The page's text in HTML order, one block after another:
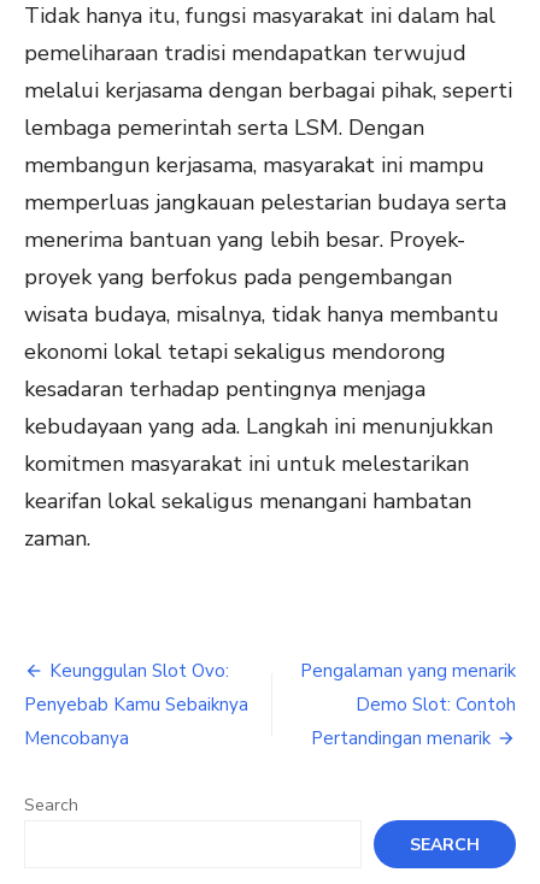
Tidak hanya itu, fungsi masyarakat ini dalam hal
pemeliharaan tradisi mendapatkan terwujud
melalui kerjasama dengan berbagai pihak, seperti
lembaga pemerintah serta LSM. Dengan
membangun kerjasama, masyarakat ini mampu
memperluas jangkauan pelestarian budaya serta
menerima bantuan yang lebih besar. Proyek-
proyek yang berfokus pada pengembangan
wisata budaya, misalnya, tidak hanya membantu
ekonomi lokal tetapi sekaligus mendorong
kesadaran terhadap pentingnya menjaga
kebudayaan yang ada. Langkah ini menunjukkan
komitmen masyarakat ini untuk melestarikan
kearifan lokal sekaligus menangani hambatan
zaman.
Post
navigation
Keunggulan Slot Ovo:
Penyebab Kamu Sebaiknya
Mencobanya
Pengalaman yang menarik
Demo Slot: Contoh
Pertandingan menarik
Search
SEARCH